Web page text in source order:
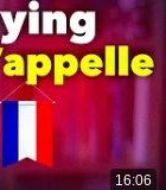
16:06